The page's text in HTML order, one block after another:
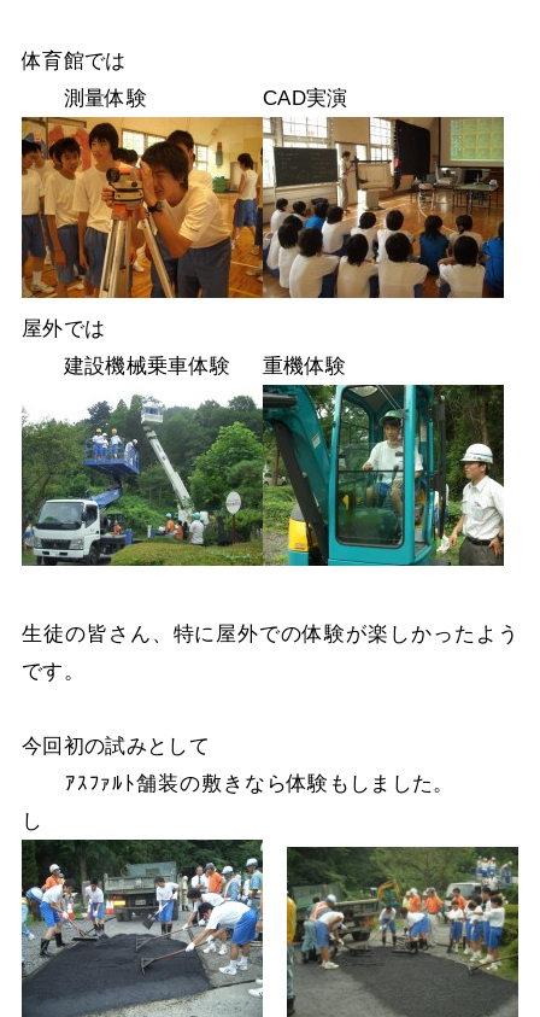
体育館では
測量体験
CAD実演
屋外では
建設機械乗車体験
重機体験
生徒の皆さん、特に屋外での体験が楽しかったよう
です。
今回初の試みとして
ｱｽﾌｧﾙﾄ舗装の敷きなら
し
体験もしました。